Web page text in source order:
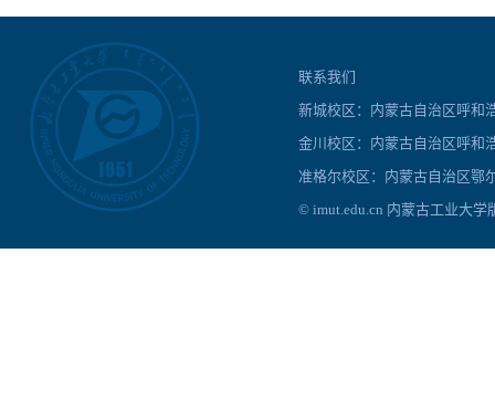
联系我们
新城校区：内蒙古自治区呼
金川校区：内蒙古自治区呼
准格尔校区：内蒙古自治区
© imut.edu.cn 内蒙古工业大